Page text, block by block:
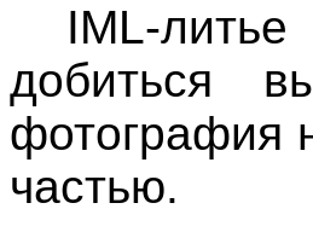
IML-
добиться
фотография
частью.